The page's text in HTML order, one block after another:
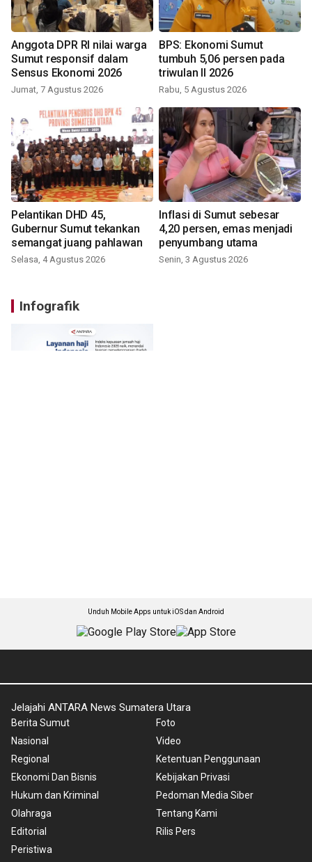
Anggota DPR RI nilai warga
Sumut responsif dalam
Sensus Ekonomi 2026
Jumat, 7 Agustus 2026
BPS: Ekonomi Sumut
tumbuh 5,06 persen pada
triwulan II 2026
Rabu, 5 Agustus 2026
Pelantikan DHD 45,
Gubernur Sumut tekankan
semangat juang pahlawan
Selasa, 4 Agustus 2026
Inflasi di Sumut sebesar
4,20 persen, emas menjadi
penyumbang utama
Senin, 3 Agustus 2026
Infografik
Unduh Mobile Apps untuk iOS dan Android
Jelajahi ANTARA News Sumatera Utara
Berita Sumut
Nasional
Regional
Ekonomi Dan Bisnis
Hukum dan Kriminal
Olahraga
Editorial
Peristiwa
Foto
Video
Ketentuan Penggunaan
Kebijakan Privasi
Pedoman Media Siber
Tentang Kami
Rilis Pers